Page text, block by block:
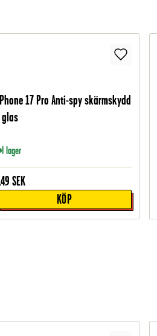
17 Pro Anti-spy skärmskydd
I lager
SEK
KÖP